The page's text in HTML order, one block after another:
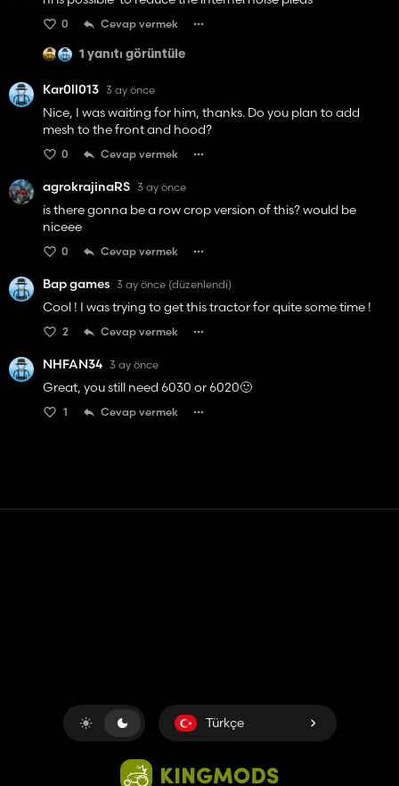
0 Cevap vermek
1 yanıtı görüntüle
Kar0ll013 3 ay önce
Nice, I was waiting for him, thanks. Do you plan to add
mesh to the front and hood?
0 Cevap vermek
agrokrajinaRS 3 ay önce
is there gonna be a row crop version of this? would be
niceee
0 Cevap vermek
Bap games 3 ay önce (düzenlendi)
Cool ! I was trying to get this tractor for quite some time !
2 Cevap vermek
NHFAN34 3 ay önce
Great, you still need 6030 or 6020🙂
1 Cevap vermek
Türkçe